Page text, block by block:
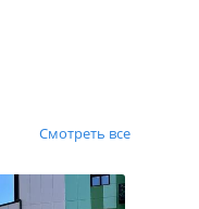
Смотреть все